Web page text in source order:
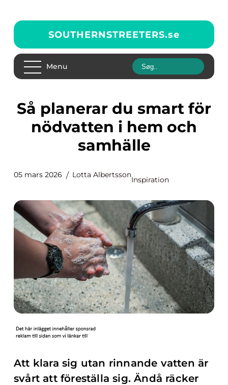
SOUTHERNSTREETERS.se
Menu
Så planerar du smart för
nödvatten i hem och
samhälle
05 mars 2026 Lotta Albertsson
Inspiration
Att klara sig utan rinnande vatten är
svårt att föreställa sig. Ändå räcker